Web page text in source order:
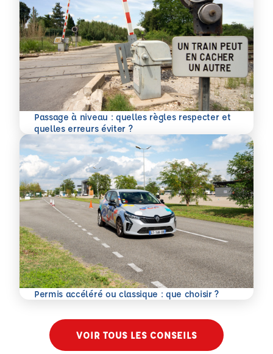
Passage à niveau : quelles règles respecter et
quelles erreurs éviter ?
En savoir plus
Permis accéléré ou classique : que choisir ?
En savoir plus
VOIR TOUS LES CONSEILS